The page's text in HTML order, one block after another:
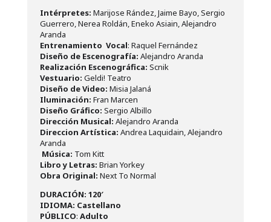
Intérpretes: Marijose Rández, Jaime Bayo, Sergio
Guerrero, Nerea Roldán, Eneko Asiain, Alejandro
Aranda
Entrenamiento Vocal: Raquel Fernández
Diseño de Escenografía: Alejandro Aranda
Realización Escenográfica: Scnik
Vestuario: Geldi! Teatro
Diseño de Video: Misia Jalaná
Iluminación: Fran Marcen
Diseño Gráfico: Sergio Albillo
Dirección Musical: Alejandro Aranda
Direccion Artística: Andrea Laquidain, Alejandro
Aranda
Música: Tom Kitt
Libro y Letras: Brian Yorkey
Obra Original: Next To Normal
DURACIÓN: 120′
IDIOMA: Castellano
PÚBLICO: Adulto